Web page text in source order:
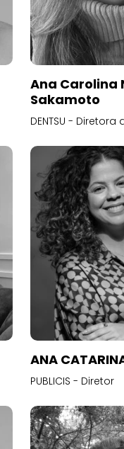
Ana Carolina
Sakamoto
DENTSU -
ANA
PUBLICIS - Diretor